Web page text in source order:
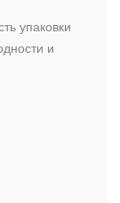
упаковки
и
влаге, что
более 20
Xiamen